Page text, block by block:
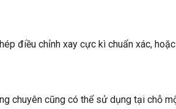
điều chỉnh xay cực kì chuẩn xác,
chuyên cũng có thể sử dụng tại chỗ